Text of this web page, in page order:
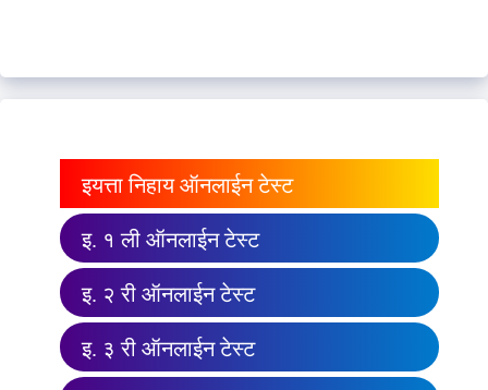
इयत्ता निहाय ऑनलाईन टेस्ट
इ. १ ली ऑनलाईन टेस्ट
इ. २ री ऑनलाईन टेस्ट
इ. ३ री ऑनलाईन टेस्ट